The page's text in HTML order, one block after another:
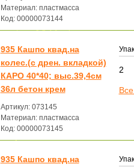
Материал: пластмасса
Код: 00000073144
935 Кашпо квад.на
колес.(с дрен. вкладкой)
КАРО 40*40; выс.39,4см
36л бетон крем
Артикул: 073145
Материал: пластмасса
Код: 00000073145
2
935 Кашпо квад.на